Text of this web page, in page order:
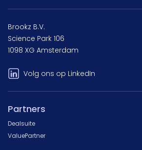
Brookz B.V.
Science Park 106
1098 XG Amsterdam
Volg ons op LinkedIn
Partners
Dealsuite
ValuePartner